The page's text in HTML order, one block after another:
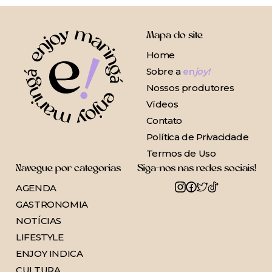
Mapa do site
Home
Sobre a enjoy!
Nossos produtores
Vídeos
Contato
Política de Privacidade
Termos de Uso
Navegue por categorias
AGENDA
GASTRONOMIA
NOTÍCIAS
LIFESTYLE
ENJOY INDICA
Siga-nos nas redes sociais!